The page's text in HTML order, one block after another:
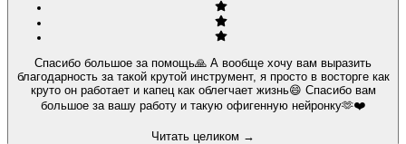
Спасибо большое за помощь🙏 А вообще хочу вам выразить
благодарность за такой крутой инструмент, я просто в восторге как
круто он работает и капец как облегчает жизнь😄 Спасибо вам
большое за вашу работу и такую офигенную нейронку🫶❤️
Читать целиком →